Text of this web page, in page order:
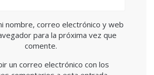
nombre, correo electrónico y web
para la próxima vez que
comente.
un correo electrónico con los